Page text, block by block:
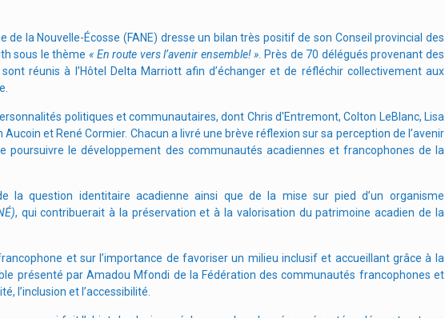
de la Nouvelle-Écosse (FANE) dresse un bilan très positif de son Conseil provincial des
sous le thème « En route vers l’avenir ensemble! » . Près de 70 délégués provenant des
réunis à l’Hôtel Delta Marriott afin d’échanger et de réfléchir collectivement aux
politiques et communautaires, dont Chris d'Entremont, Colton LeBlanc, Lisa
et René Cormier. Chacun a livré une brève réflexion sur sa perception de l’avenir
poursuivre le développement des communautés acadiennes et francophones de la
la question identitaire acadienne ainsi que de la mise sur pied d’un organisme
, qui contribuerait à la préservation et à la valorisation du patrimoine acadien de la
et sur l’importance de favoriser un milieu inclusif et accueillant grâce à la
présenté par Amadou Mfondi de la Fédération des communautés francophones et
l’inclusion et l’accessibilité.